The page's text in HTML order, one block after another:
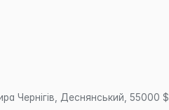
Чернігів, Деснянський, 55000 $